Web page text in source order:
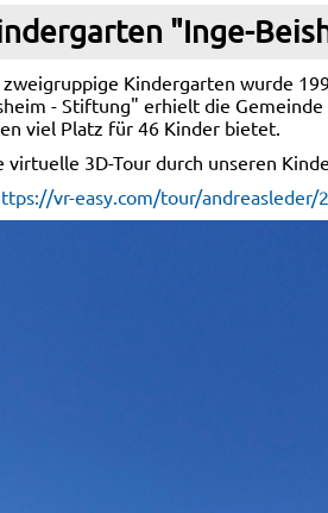
"Inge-
zweigruppige Kindergarten wurde
- Stiftung" erhielt die
viel Platz für 46 Kinder bietet.
virtuelle 3D-Tour durch unseren
vr-easy.com/tour/andreasleder/